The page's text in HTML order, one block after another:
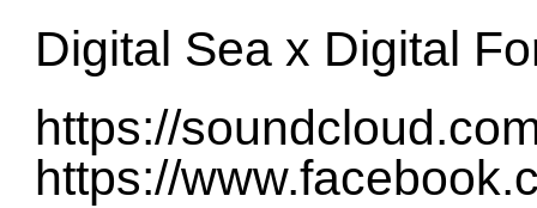
Digital Sea x Digital
https://
https://